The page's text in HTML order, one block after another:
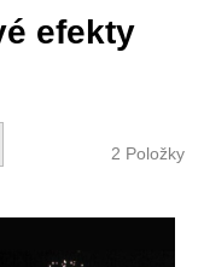
efekty
2 Položky